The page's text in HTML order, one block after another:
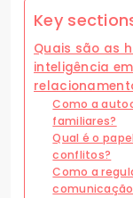
Key
Quais são as
inteligência
Como a
familiares?
Qual é o
conflitos?
Como a